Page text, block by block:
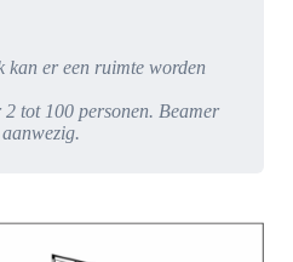
kan er een ruimte worden
tot 100 personen. Beamer